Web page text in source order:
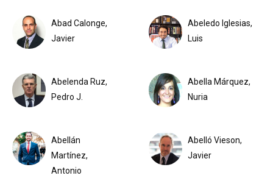
Abad Calonge,
Javier
Abeledo Iglesias,
Luis
Abelenda Ruz,
Pedro J.
Abella Márquez,
Nuria
Abellán
Martínez,
Antonio
Abelló Vieson,
Javier